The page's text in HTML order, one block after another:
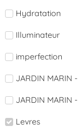
Hydratation
Illuminateur
imperfection
JARDIN MARIN
JARDIN MARIN
Levres